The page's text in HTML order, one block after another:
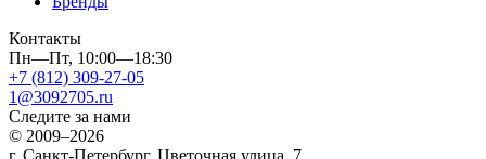
Контакты
Пн—Пт, 10:00—18:30
+7 (812) 309-27-05
1@3092705.ru
Следите за нами
© 2009–2026